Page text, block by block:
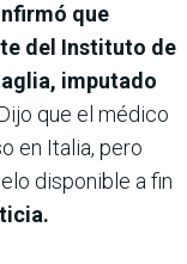
que
del Instituto de
imputado
que el médico
en Italia, pero
disponible a fin